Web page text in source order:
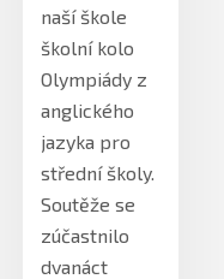
naší škole
školní kolo
Olympiády z
anglického
jazyka pro
střední školy.
Soutěže se
zúčastnilo
dvanáct